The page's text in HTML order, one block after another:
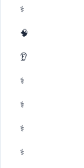
⚕️
🧠
👂
⚕️
⚕️
⚕️
⚕️